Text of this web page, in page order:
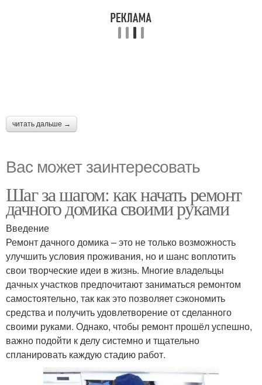
читать дальше →
Вас может заинтересовать
Шаг за шагом: как начать ремонт
дачного домика своими руками
Введение
Ремонт дачного домика – это не только возможность
улучшить условия проживания, но и шанс воплотить
свои творческие идеи в жизнь. Многие владельцы
дачных участков предпочитают заниматься ремонтом
самостоятельно, так как это позволяет сэкономить
средства и получить удовлетворение от сделанного
своими руками. Однако, чтобы ремонт прошёл успешно,
важно подойти к делу системно и тщательно
спланировать каждую стадию работ.